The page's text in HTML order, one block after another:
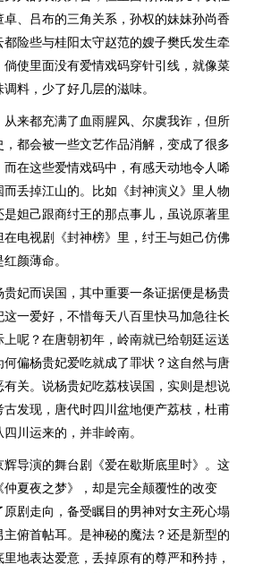
、吕布的三角关系，孙权的妹妹孙尚香
险些与桂阳太守赵范的嫂子樊氏发生牵
使里面没有爱情戏码穿针引线，就像菜
料，少了好几层的滋味。
来都充满了血雨腥风、尔虞我诈，但所
都会被一些文艺作品消解，变成了很多
而在这些爱情戏码中，有感天动地令人唏
丢掉江山的。比如《封神演义》里人物
妲己跟商纣王的那点事儿，虽说原著里
电视剧《封神榜》里，纣王与妲己仿佛
颜薄命。
贵妃而误国，其中重要一条证据便是杨贵
一爱好，不惜每天八百里快马加急往长
呢？在唐朝初年，岭南就已给朝廷运送
偏杨贵妃爱吃就成了罪状？这自然与唐
关。说杨贵妃吃荔枝误国，实则是想说
发现，唐代时四川盆地便产荔枝，杜甫
川运来的，并非岭南。
导演的舞台剧《爱在歇斯底里时》。这
夏夜之梦》，却是完全颠覆性的改变
剧走向，备受瞩目的男神对女主死心塌
俯首帖耳。是神秘的魔法？还是新型的
地表达爱意，丢掉原有的尊严和矜持，